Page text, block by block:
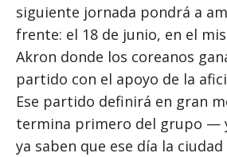
siguiente jornada pondrá a
frente: el 18 de junio, en el
Akron donde los coreanos
partido con el apoyo de la
Ese partido definirá en gran
termina primero del grupo —
ya saben que ese día la